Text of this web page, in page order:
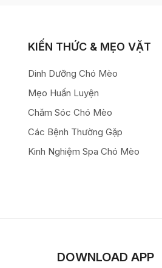
KIẾN THỨC & MẸO VẶT
Dinh Dưỡng Chó Mèo
Mẹo Huấn Luyện
Chăm Sóc Chó Mèo
Các Bệnh Thường Gặp
Kinh Nghiệm Spa Chó Mèo
DOWNLOAD APP